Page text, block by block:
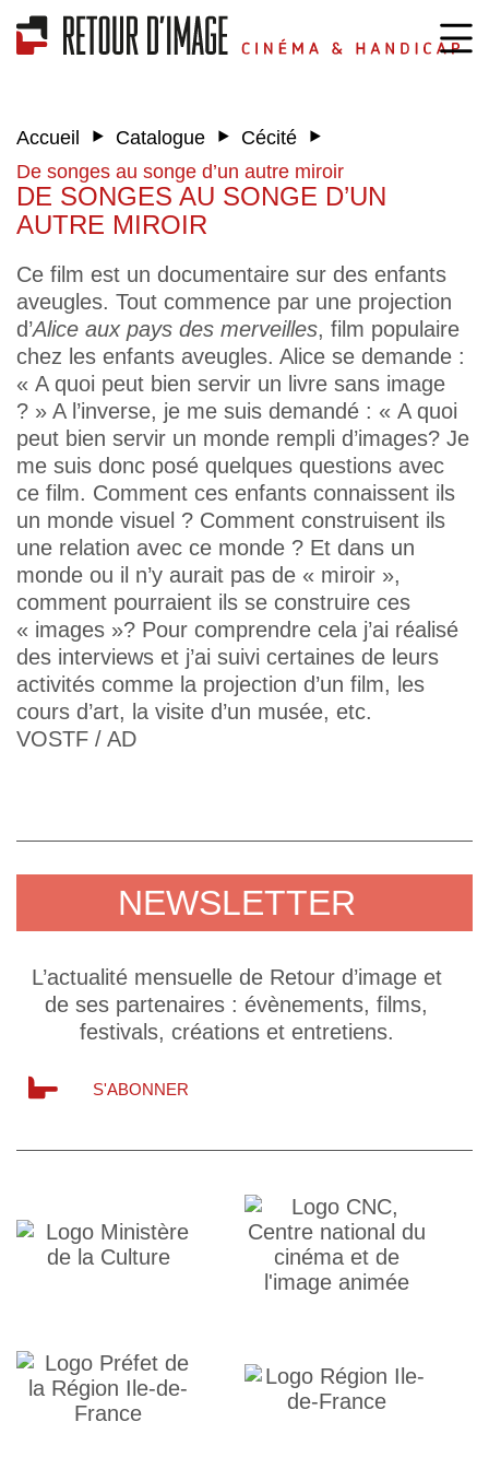
Accueil ‣ Catalogue ‣ Cécité ‣
De songes au songe d’un autre miroir
DE SONGES AU SONGE D’UN
AUTRE MIROIR
Ce film est un documentaire sur des enfants
aveugles. Tout commence par une projection
d’Alice aux pays des merveilles, film populaire
chez les enfants aveugles. Alice se demande :
« A quoi peut bien servir un livre sans image
? » A l’inverse, je me suis demandé : « A quoi
peut bien servir un monde rempli d’images? Je
me suis donc posé quelques questions avec
ce film. Comment ces enfants connaissent ils
un monde visuel ? Comment construisent ils
une relation avec ce monde ? Et dans un
monde ou il n’y aurait pas de « miroir »,
comment pourraient ils se construire ces
« images »? Pour comprendre cela j’ai réalisé
des interviews et j’ai suivi certaines de leurs
activités comme la projection d’un film, les
cours d’art, la visite d’un musée, etc.
VOSTF / AD
NEWSLETTER
L’actualité mensuelle de Retour d’image et
de ses partenaires : évènements, films,
festivals, créations et entretiens.
S'ABONNER